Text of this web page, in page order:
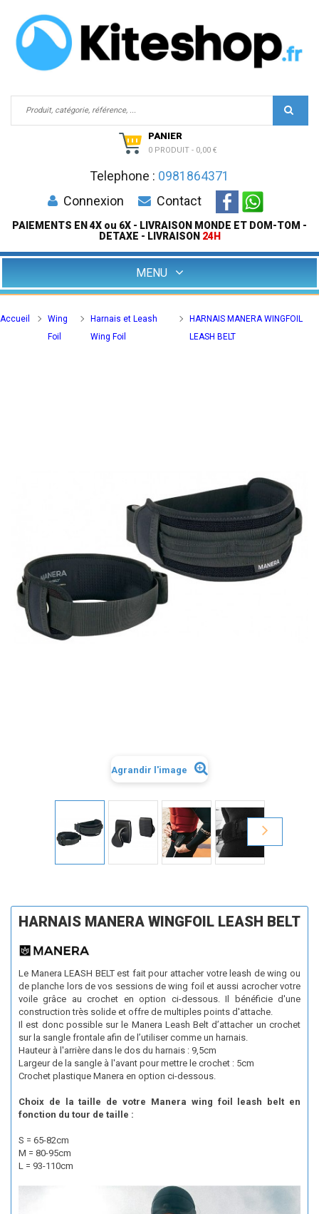
PANIER
0 PRODUIT - 0,00 €
Telephone : 0981864371
Connexion
Contact
PAIEMENTS EN 4X ou 6X - LIVRAISON MONDE ET DOM-TOM -
DETAXE - LIVRAISON 24H
MENU
Accueil
Wing
Foil
Harnais et Leash
Wing Foil
HARNAIS MANERA WINGFOIL
LEASH BELT
Agrandir l'image
HARNAIS MANERA WINGFOIL LEASH BELT
Le Manera LEASH BELT est fait pour attacher votre leash de wing ou
de planche lors de vos sessions de wing foil et aussi acrocher votre
voile grâce au crochet en option ci-dessous. Il bénéficie d'une
construction très solide et offre de multiples points d'attache.
Il est donc possible sur le Manera Leash Belt d’attacher un crochet
sur la sangle frontale afin de l’utiliser comme un harnais.
Hauteur à l'arrière dans le dos du harnais : 9,5cm
Largeur de la sangle à l'avant pour mettre le crochet : 5cm
Crochet plastique Manera en option ci-dessous.
Choix de la taille de votre Manera wing foil leash belt en
fonction du tour de taille :
S = 65-82cm
M = 80-95cm
L = 93-110cm